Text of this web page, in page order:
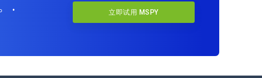
. 立即试用 MSPY